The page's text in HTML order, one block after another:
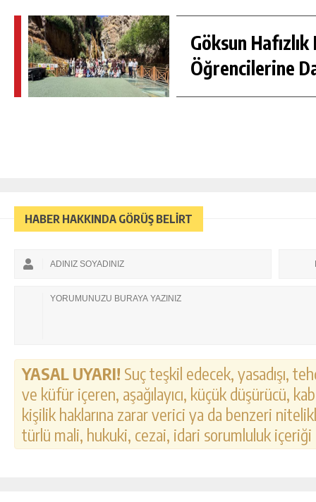
Göksun Hafızlık
Öğrencilerine
HABER HAKKINDA GÖRÜŞ BELİRT
YASAL UYARI! Suç teşkil edecek, yasadışı,
ve küfür içeren, aşağılayıcı, küçük düşürücü,
kişilik haklarına zarar verici ya da benzeri
türlü mali, hukuki, cezai, idari sorumluluk